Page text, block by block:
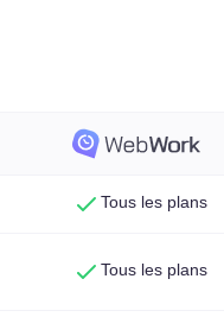
Tous les plans
Tous les plans